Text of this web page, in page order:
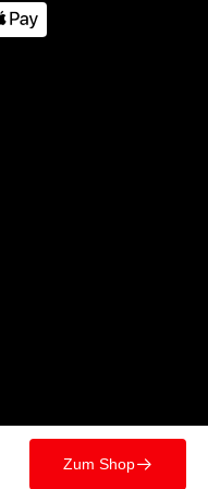
Zum Shop􀄫